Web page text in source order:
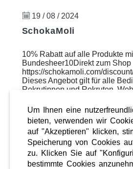
19 / 08 / 2024
SchokaMoli
10% Rabatt auf alle Produkte
Bundesheer10Direkt zum
https://schokamoli.com/
Dieses Angebot gilt für alle
Rekrutinnen und Rekruten, Weh
ÜBERREGIONAL
Um Ihnen eine
bieten, verwenden wir
auf "Akzeptieren" klicken,
Speicherung von Cookies
zu. Klicken Sie auf
bestimmte Cookies